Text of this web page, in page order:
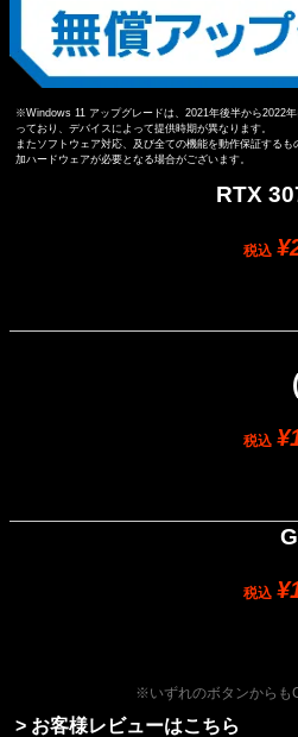
※Windows 11 アップグレードは、2021年後半から2022
っており、デバイスによって提供時期が異なります。
またソフトウェア対応、及び全ての機能を動作保証する
加ハードウェアが必要となる場合がございます。
RTX
税込
税込
税込
※いずれのボタンからも
> お客様レビューはこちら